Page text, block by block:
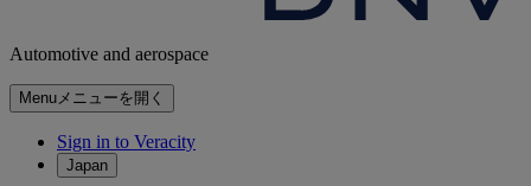
Automotive and aerospace
Menuメニューを開く
Sign in to Veracity
Japan